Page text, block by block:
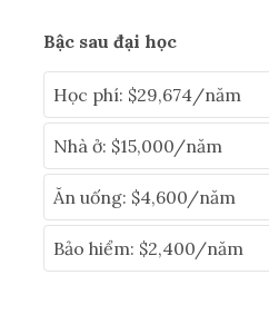
Bậc sau đại học
Học phí: $29,674/năm
Nhà ở: $15,000/năm
Ăn uống: $4,600/năm
Bảo hiểm: $2,400/năm